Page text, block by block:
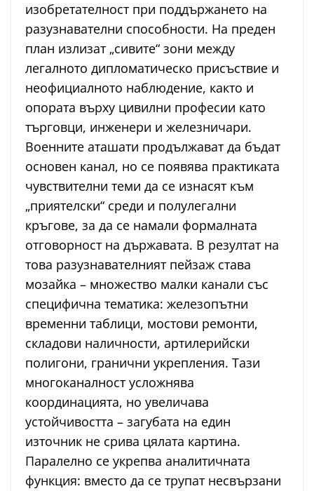
изобретателност при поддържането на
разузнавателни способности. На преден
план излизат „сивите“ зони между
легалното дипломатическо присъствие и
неофициалното наблюдение, както и
опората върху цивилни професии като
търговци, инженери и железничари.
Военните аташати продължават да бъдат
основен канал, но се появява практиката
чувствителни теми да се изнасят към
„приятелски“ среди и полулегални
кръгове, за да се намали формалната
отговорност на държавата. В резултат на
това разузнавателният пейзаж става
мозайка – множество малки канали със
специфична тематика: железопътни
временни таблици, мостови ремонти,
складови наличности, артилерийски
полигони, гранични укрепления. Тази
многоканалност усложнява
координацията, но увеличава
устойчивостта – загубата на един
източник не срива цялата картина.
Паралелно се укрепва аналитичната
функция: вместо да се трупат несвързани